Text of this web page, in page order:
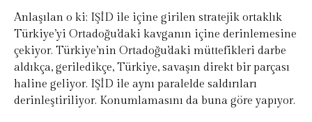
Anlaşılan o ki; IŞİD ile içine girilen stratejik ortaklık
Türkiye’yi Ortadoğu’daki kavganın içine derinlemesine
çekiyor. Türkiye’nin Ortadoğu’daki müttefikleri darbe
aldıkça, geriledikçe, Türkiye, savaşın direkt bir parçası
haline geliyor. IŞİD ile aynı paralelde saldırıları
derinleştiriliyor. Konumlamasını da buna göre yapıyor.